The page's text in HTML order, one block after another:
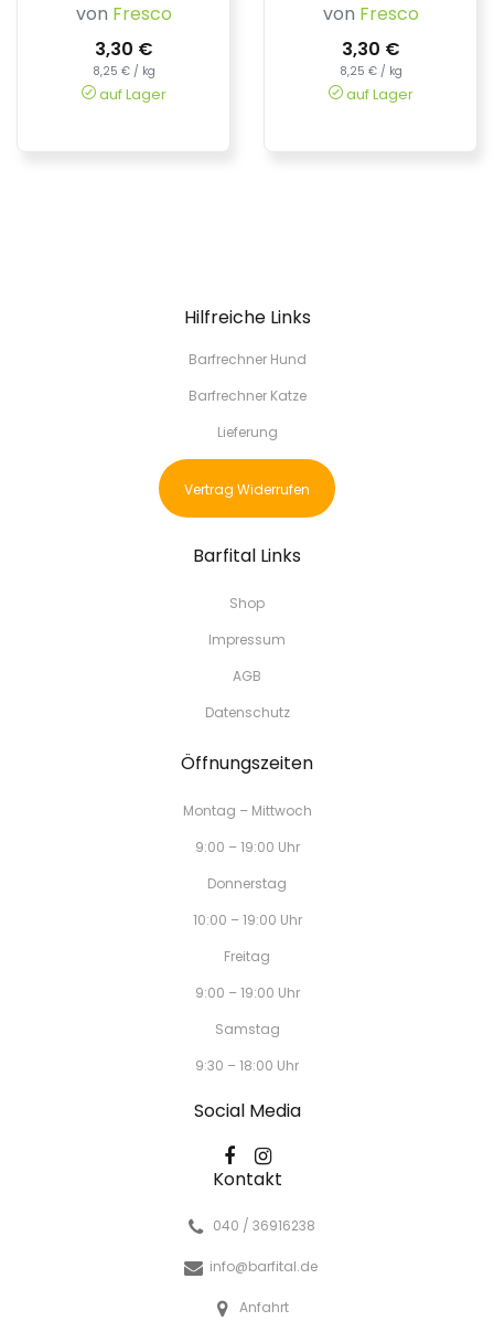
von Fresco
3,30 €
8,25 € / kg
auf Lager
von Fresco
3,30 €
8,25 € / kg
auf Lager
Hilfreiche Links
Barfrechner Hund
Barfrechner Katze
Lieferung
Vertrag Widerrufen
Barfital Links
Shop
Impressum
AGB
Datenschutz
Öffnungszeiten
Montag – Mittwoch
9:00 – 19:00 Uhr
Donnerstag
10:00 – 19:00 Uhr
Freitag
9:00 – 19:00 Uhr
Samstag
9:30 – 18:00 Uhr
Social Media
Kontakt
040 / 36916238
info@barfital.de
Anfahrt